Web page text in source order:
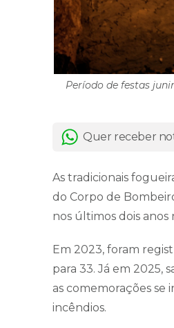
Período de festas
Quer receber
As tradicionais
do Corpo de
nos últimos dois anos
Em 2023, foram
para 33. Já em 2025,
as comemorações se
incêndios.